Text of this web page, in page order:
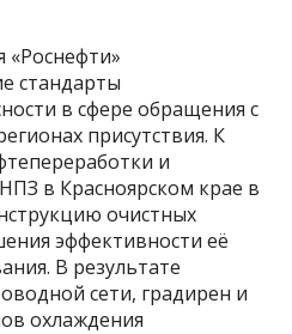
«Роснефти»
стандарты
в сфере обращения с
присутствия. К
и
в Красноярском крае в
очистных
эффективности её
В результате
сети, градирен и
охлаждения